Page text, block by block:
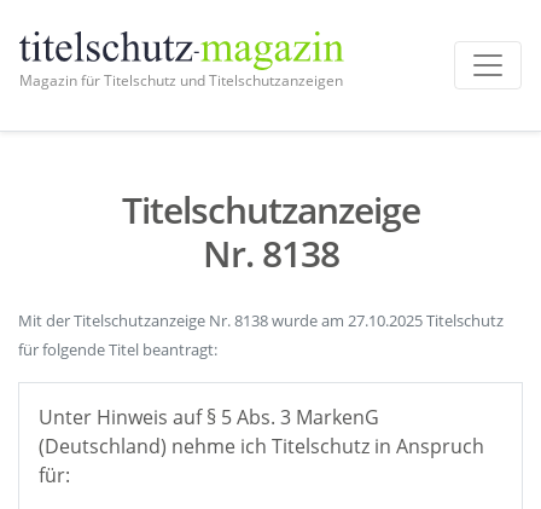
Magazin für Titelschutz und Titelschutzanzeigen
Titelschutzanzeige
Nr. 8138
Mit der Titelschutzanzeige Nr. 8138 wurde am 27.10.2025 Titelschutz
für folgende Titel beantragt:
Unter Hinweis auf § 5 Abs. 3 MarkenG
(Deutschland) nehme ich Titelschutz in Anspruch
für: